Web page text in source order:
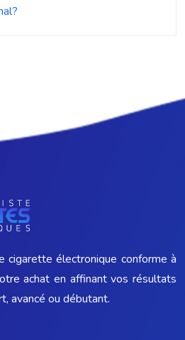
cigarette électronique conforme à
achat en affinant vos résultats
avancé ou débutant.